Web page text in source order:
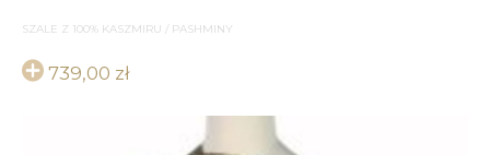
SZALE Z 100% KASZMIRU / PASHMINY
739,00 zł